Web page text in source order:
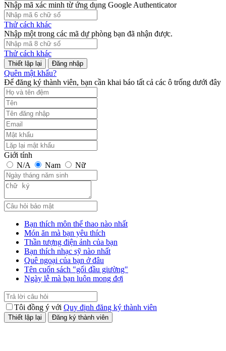
Nhập mã xác minh từ ứng dụng Google Authenticator
Thử cách khác
Nhập một trong các mã dự phòng bạn đã nhận được.
Thử cách khác
Đăng nhập
Quên mật khẩu?
Để đăng ký thành viên, bạn cần khai báo tất cả các ô trống dưới đây
Giới tính
N/A
Nam Nữ
Bạn thích môn thể thao nào nhất
Món ăn mà bạn yêu thích
Thần tượng điện ảnh của bạn
Bạn thích nhạc sỹ nào nhất
Quê ngoại của bạn ở đâu
Tên cuốn sách "gối đầu giường"
Ngày lễ mà bạn luôn mong đợi
Tôi đồng ý với Quy định đăng ký thành viên